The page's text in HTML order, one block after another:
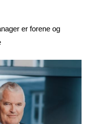
er forene og